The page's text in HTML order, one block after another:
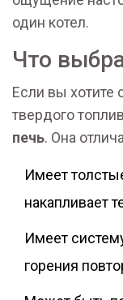
один котел.
Что
Если вы
твердого
печь. Она
Имеет
накапливает
Имеет
горения